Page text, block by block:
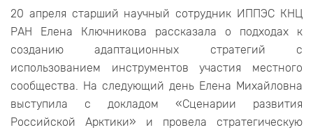
20 апреля старший научный сотрудник ИППЭС КНЦ
РАН Елена Ключникова рассказала о подходах к
созданию адаптационных стратегий с
использованием инструментов участия местного
сообщества. На следующий день Елена Михайловна
выступила с докладом «Сценарии развития
Российской Арктики» и провела стратегическую